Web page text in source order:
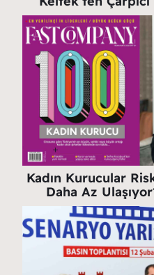
Kadın Kurucular
Daha Az